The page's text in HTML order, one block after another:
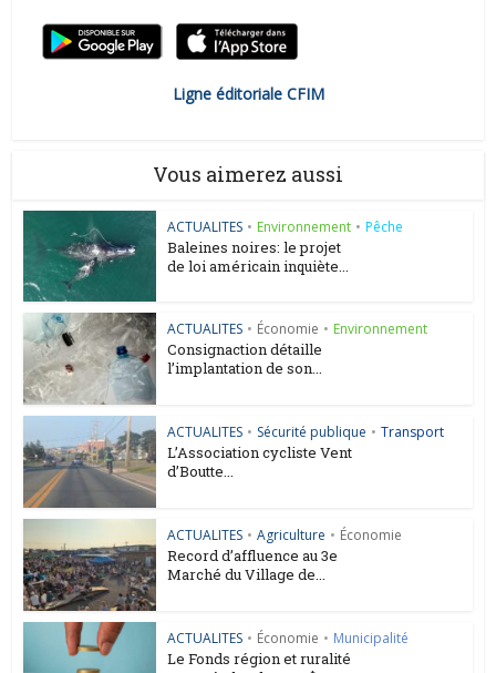
Ligne éditoriale CFIM
Vous aimerez aussi
ACTUALITES • Environnement • Pêche
Baleines noires: le projet
de loi américain inquiète...
ACTUALITES • Économie • Environnement
Consignaction détaille
l’implantation de son...
ACTUALITES • Sécurité publique • Transport
L’Association cycliste Vent
d’Boutte...
ACTUALITES • Agriculture • Économie
Record d’affluence au 3e
Marché du Village de...
ACTUALITES • Économie • Municipalité
Le Fonds région et ruralité